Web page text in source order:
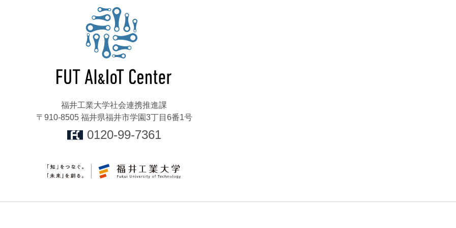
福井工業大学社会連携推進課
〒910-8505 福井県福井市学園3丁目6番1号
0120-99-7361